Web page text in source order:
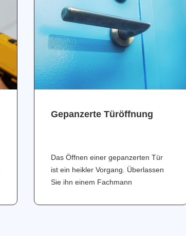
Gepanzerte Türöffnung
Das Öffnen einer gepanzerten Tür
ist ein heikler Vorgang. Überlassen
Sie ihn einem Fachmann